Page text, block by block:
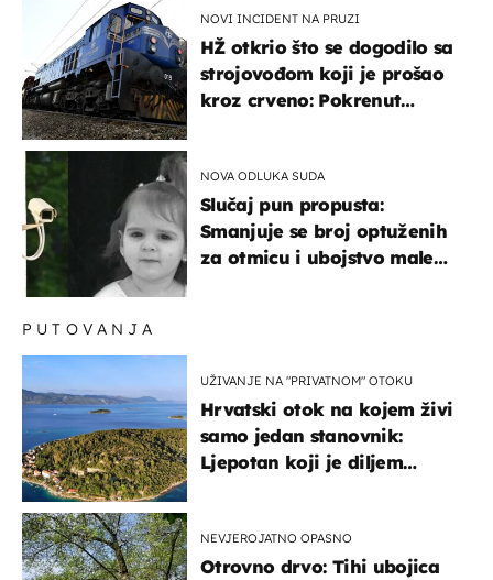
NOVI INCIDENT NA PRUZI
HŽ otkrio što se dogodilo sa
strojovođom koji je prošao
kroz crveno: Pokrenut
NOVA ODLUKA SUDA
Slučaj pun propusta:
Smanjuje se broj optuženih
za otmicu i ubojstvo male
PUTOVANJA
UŽIVANJE NA "PRIVATNOM" OTOKU
Hrvatski otok na kojem živi
samo jedan stanovnik:
Ljepotan koji je diljem
NEVJEROJATNO OPASNO
Otrovno drvo: Tihi ubojica